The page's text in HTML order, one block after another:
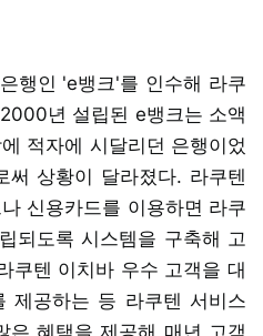
행인 'e뱅크'를 인수해 라쿠
년 설립된 e뱅크는 소액
적자에 시달리던 은행이었
써 상황이 달라졌다. 라쿠텐
신용카드를 이용하면 라쿠
되도록 시스템을 구축해 고
쿠텐 이치바 우수 고객을 대
제공하는 등 라쿠텐 서비스
은 혜택을 제공해 매년 고객